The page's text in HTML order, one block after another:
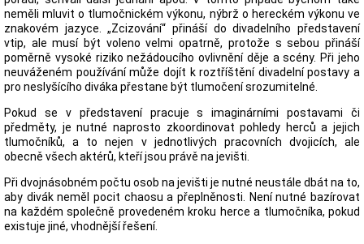
neměli mluvit o tlumočnickém výkonu, nýbrž o hereckém výkonu ve
znakovém jazyce. „Zcizování“ přináší do divadelního představení
vtip, ale musí být voleno velmi opatrně, protože s sebou přináší
poměrně vysoké riziko nežádoucího ovlivnění děje a scény. Při jeho
neuváženém používání může dojít k roztříštění divadelní postavy a
pro neslyšícího diváka přestane být tlumočení srozumitelné.
Pokud se v představení pracuje s imaginárními postavami či
předměty, je nutné naprosto zkoordinovat pohledy herců a jejich
tlumočníků, a to nejen v jednotlivých pracovních dvojicích, ale
obecně všech aktérů, kteří jsou právě na jevišti.
Při dvojnásobném počtu osob na jevišti je nutné neustále dbát na to,
aby divák neměl pocit chaosu a přeplněnosti. Není nutné bazírovat
na každém společně provedeném kroku herce a tlumočníka, pokud
existuje jiné, vhodnější řešení.